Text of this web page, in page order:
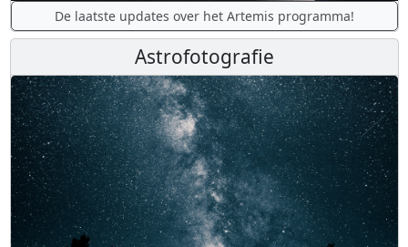
De laatste updates over het Artemis programma!
Astrofotografie